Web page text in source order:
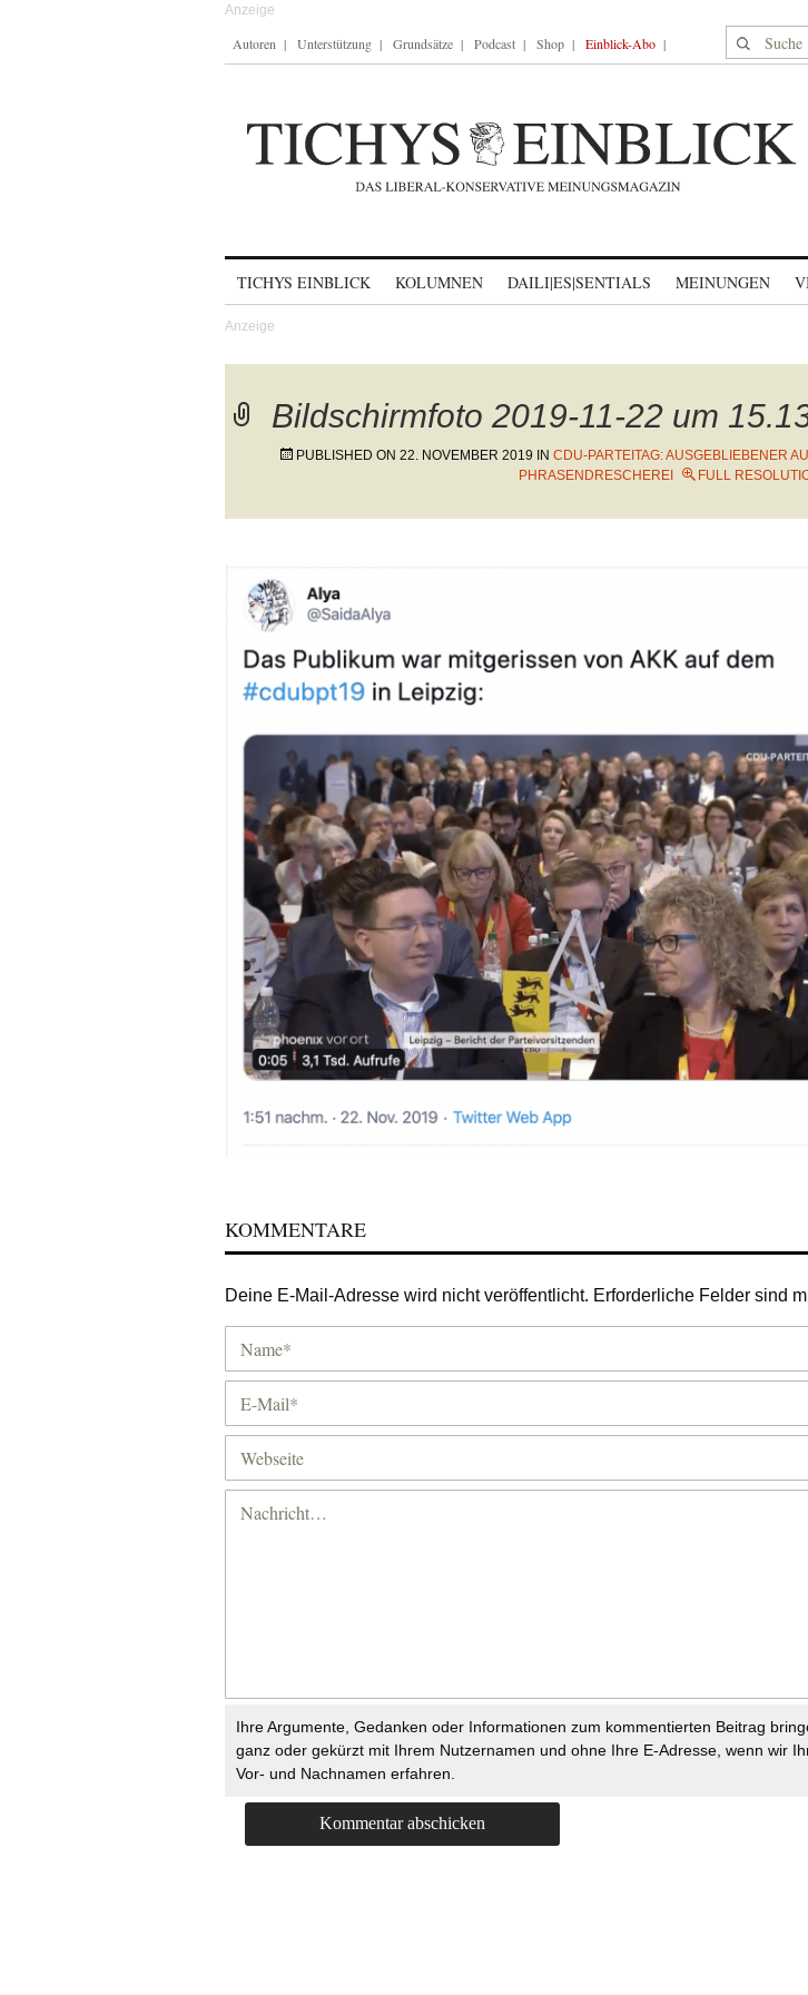
Autoren Unterstützung Grundsätze Podcast Shop Einblick-Abo Suche nach:
TICHYS EINBLICK KOLUMNEN DAILI|ES|SENTIALS MEINUNGEN
Bildschirmfoto 2019-11-22 um
PUBLISHED ON 22. NOVEMBER 2019 IN CDU-PARTEITAG: AUSGEBLIEBENER
PHRASENDRESCHEREI
FULL
KOMMENTARE
Deine E-Mail-Adresse wird nicht veröffentlicht. Erforderliche Felder sind
Ihre Argumente, Gedanken oder Informationen zum kommentierten Beitrag
ganz oder gekürzt mit Ihrem Nutzernamen und ohne Ihre E-Adresse, wenn wir
Vor- und Nachnamen erfahren.